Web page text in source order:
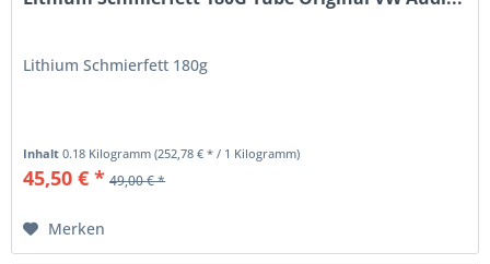
Lithium Schmierfett 180g
Inhalt0.18 Kilogramm(252,78 € * / 1 Kilogramm)
45,50 € * 49,00 € *
Merken